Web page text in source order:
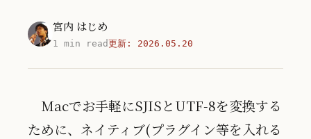
宮内 はじめ
1 min read更新: 2026.05.20
Macでお手軽にSJISとUTF-8を変換する
ために、ネイティブ(プラグイン等を入れる